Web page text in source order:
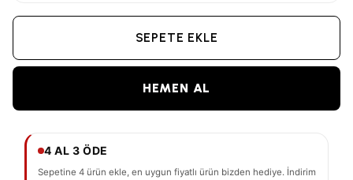
SEPETE EKLE
HEMEN AL
4 AL 3 ÖDE
Sepetine 4 ürün ekle, en uygun fiyatlı ürün bizden hediye. İndirim